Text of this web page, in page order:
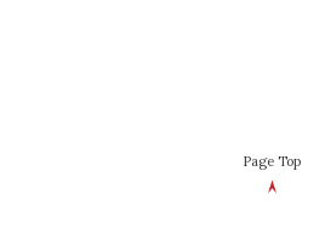
Page Top